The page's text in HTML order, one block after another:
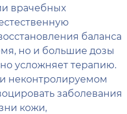
врачебных
баланса
но и большие дозы
усложняет терапию.
неконтролируемом
заболевания
кожи,